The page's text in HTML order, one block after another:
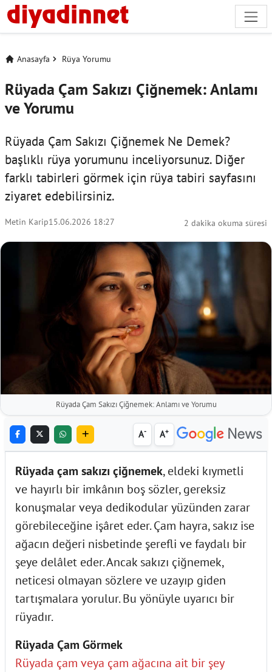
Anasayfa Rüya Yorumu
Rüyada Çam Sakızı Çiğnemek: Anlamı
ve Yorumu
Rüyada Çam Sakızı Çiğnemek Ne Demek?
başlıklı rüya yorumunu inceliyorsunuz. Diğer
farklı tabirleri görmek için rüya tabiri sayfasını
ziyaret edebilirsiniz.
Metin Karip15.06.2026 18:27 2 dakika okuma süresi
Rüyada Çam Sakızı Çiğnemek: Anlamı ve Yorumu
A- A+
Rüyada çam sakızı çiğnemek, eldeki kıymetli
ve hayırlı bir imkânın boş sözler, gereksiz
konuşmalar veya dedikodular yüzünden zarar
görebileceğine işâret eder. Çam hayra, sakız ise
ağacın değeri nisbetinde şerefli ve faydalı bir
şeye delâlet eder. Ancak sakızı çiğnemek,
neticesi olmayan sözlere ve uzayıp giden
tartışmalara yorulur. Bu yönüyle uyarıcı bir
rüyadır.
Rüyada Çam Görmek
Rüyada çam veya çam ağacına ait bir şey